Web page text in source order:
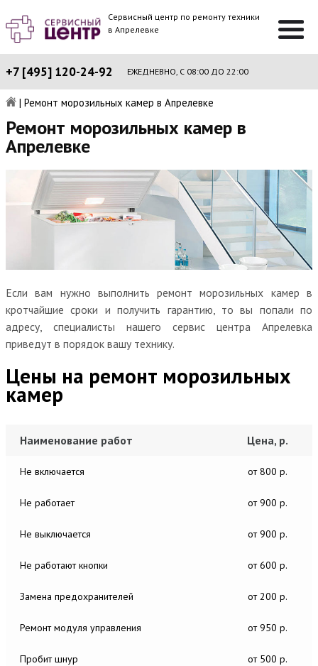
Сервисный центр по ремонту техники
в Апрелевке
+7 [495] 120-24-92 ЕЖЕДНЕВНО, С 08:00 ДО 22:00
| Ремонт морозильных камер в Апрелевке
Ремонт морозильных камер в
Апрелевке
Если вам нужно выполнить ремонт морозильных камер в
кротчайшие сроки и получить гарантию, то вы попали по
адресу, специалисты нашего сервис центра Апрелевка
приведут в порядок вашу технику.
Цены на ремонт морозильных
камер
Наименование работ Цена, р.
Не включается от 800 р.
Не работает от 900 р.
Не выключается от 900 р.
Не работают кнопки от 600 р.
Замена предохранителей от 200 р.
Ремонт модуля управления от 950 р.
Пробит шнур от 500 р.